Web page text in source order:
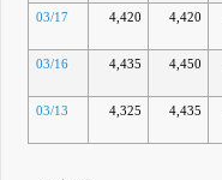
03/17 4,420 4,420
03/16 4,435 4,450
03/13 4,325 4,435